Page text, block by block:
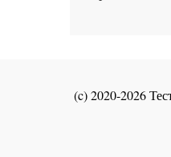
(c) 2020-2026